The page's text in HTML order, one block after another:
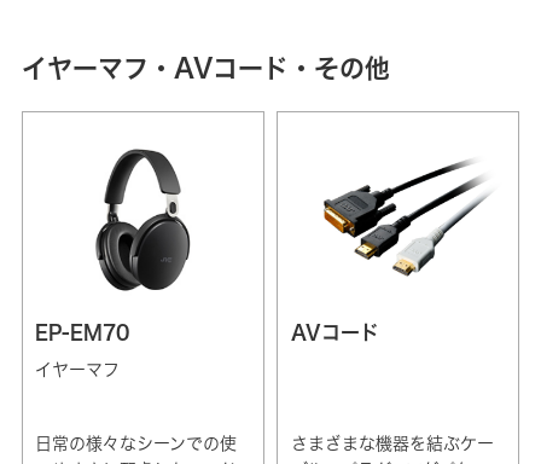
イヤーマフ・AVコード・その他
EP-EM70
イヤーマフ
日常の様々なシーンでの使
AVコード
さまざまな機器を結ぶケー